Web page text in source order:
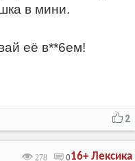
в мини.
её в**6ем!
2
Лексика
16+
278 0